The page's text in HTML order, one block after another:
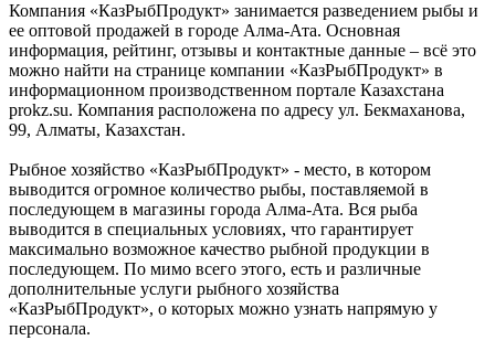
Компания «КазРыбПродукт» занимается разведением рыбы и
ее оптовой продажей в городе Алма-Ата. Основная
информация, рейтинг, отзывы и контактные данные – всё это
можно найти на странице компании «КазРыбПродукт» в
информационном производственном портале Казахстана
prokz.su. Компания расположена по адресу ул. Бекмаханова,
99, Алматы, Казахстан.
Рыбное хозяйство «КазРыбПродукт» - место, в котором
выводится огромное количество рыбы, поставляемой в
последующем в магазины города Алма-Ата. Вся рыба
выводится в специальных условиях, что гарантирует
максимально возможное качество рыбной продукции в
последующем. По мимо всего этого, есть и различные
дополнительные услуги рыбного хозяйства
«КазРыбПродукт», о которых можно узнать напрямую у
персонала.